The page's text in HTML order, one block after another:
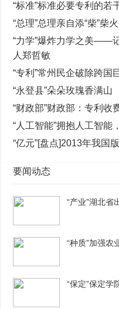
“标准”标准必要专利的若
“总理”总理亲自添“柴”柴
“力学”爆炸力学之美——
人郑哲敏
“专利”常州民企破除跨国
“永登县”朵朵玫瑰香满山
“财政部”财政部：专利收
“人工智能”拥抱人工智能
“亿元”[盘点]2013年我国
要闻动态
“产业”湖北省
“种质”加强农
“保定”保定学